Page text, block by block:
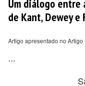
Um diálogo entre
de Kant, Dewey e
Artigo apresentado no Artigo
...